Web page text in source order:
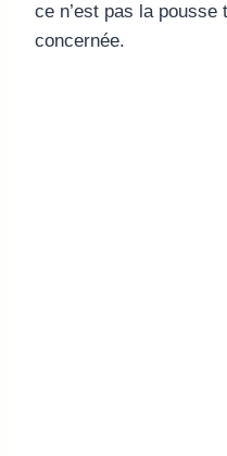
ce n’est pas la
concernée.